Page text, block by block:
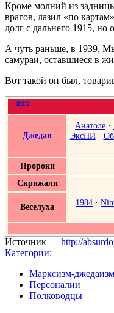
Кроме молний из
врагов, лазил «по
долг с дальнего 1915, но
А чуть раньше, в 1939,
самураи, оставшиеся в
Вот такой он был,
п·о·в
Джедаи
Анатоле ·
ЭксПИ·
Пророки
Скрижали
Веселуха 1984 ·
Источник — http://
Категории:
Марксизм-джедаизм
Персоналии
Полководцы